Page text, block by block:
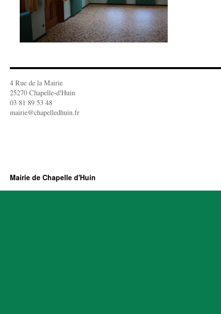
4 Rue de la Mairie
25270 Chapelle-d'Huin
03 81 89 53 48
mairie@chapelledhuin.fr
Mairie de Chapelle d'Huin